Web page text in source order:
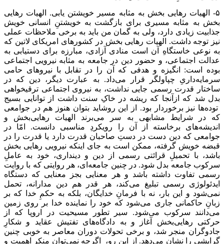
۵- الهیات رهایی بخش به مثابه مسیر خویشتن یابی. الهیات رهایی
بخش به مثابه مسیری برای بازگشت به خویشتنِ انسانی خویش
جذابیت زیادی دارد، ولی به گمان من باید به برخی ملاحظات عملی
نیز توجه داشت. الهیات رهایی بخش در کشورهای امریکای لاتین که
به نوعی خاستگاهِ آن است منادی آزادی، مبارزه برای دستیابی به
عدالت اجتماعی، و حضور دین در جامعه به مثابه نیرویی اجتماعی
بوده است: انگیزه و هدفی که آن را در تقابل با نیروهای حامی
سرمایه‌داریِ چپاولگر قرار می‌داد. به عبارت دیگر، دین که در
ساختار قدرت رسمی جایی نداشت، به نیروی اجتماعی ترقیخواهی
بدل شد که ازآنجا که ریشه در خاکِ سنت داشت از توانایی بسیج
توده‌ها نیز برخوردار بود. از این روشاید بتوان هنوز هم در جوامعی
که در شرایط مشابهی به سر می‌برند الهیات رهایی‌بخش و
اندیشه‌های برخاسته از آن را رویکردِ مناسبی دانست. امّا در
جوامعی که دین دست در دستِ صاحبان قدرت دارد یا قدرت را در
قبضه خویش گرفته، ممکن است به جای اینکه نیرویی رهایی بخش
باشد، با تحمیلِ قرائتی رسمی از دین و دینداری، خود به عاملِ
سرکوب جامعه بدل شود. در چنین جامعه‌ای، هر روایتی که با روایت
رسمی تفاوت داشته باشد و هر معنایی بجز معنایی که دستگاه
ایدئولوژی رسمی تبلیغ می‌کند، هر قدر هم دین مدارانه، ‌تحمل
نمی‌شود و این بار، نه با فرمانِ خدایگان، بلکه به حکمِ خدا که بر
زبانِ حاکمانی جاری می‌شود که خود را نماینده خدا بر روی زمین
می‌دانند سرکوب می‌شود. سیر تطور مسیحیت در اروپا که از
حرکتی رهایی‌بخش آغاز و به دادگاه‌های تفتیش عقاید و شکارِ
جادوگران منجر شد، و برخی تحولات دوران معاصر به خوبی چنین
گرایشی را نشان می‌دهد. از این رو، اگرچه نمی‌توان منکر اهمیت و